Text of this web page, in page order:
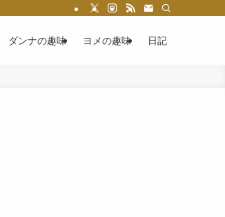
ダンナの趣味 ヨメの趣味 日記